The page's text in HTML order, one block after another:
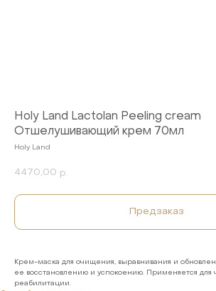
Holy Land Lactolan Peeling cream
Отшелушивающий крем 70мл
Holy Land
4470,00 р.
Предзаказ
Крем-маска для очищения, выравнивания и
ее восстановлению и успокоению. Применяется для
реабилитации.